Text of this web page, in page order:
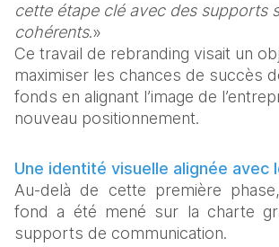
cette étape clé avec des supports
cohérents.»
Ce travail de rebranding visait un
maximiser les chances de succès
fonds en alignant l’image de
nouveau positionnement.
Une identité visuelle alignée avec
Au-delà de cette première
fond a été mené sur la charte
supports de communication.